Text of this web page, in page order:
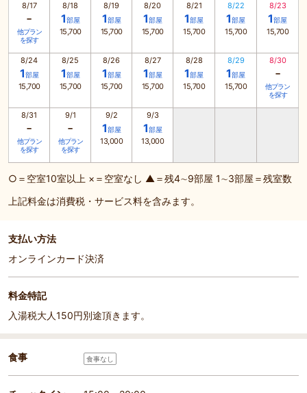
8/17
-
他プラン
を探す
8/18
1部屋
15,700
8/19
1部屋
15,700
8/20
1部屋
15,700
8/21
1部屋
15,700
8/22
1部屋
15,700
8/23
1部屋
15,700
8/24
1部屋
15,700
8/25
1部屋
15,700
8/26
1部屋
15,700
8/27
1部屋
15,700
8/28
1部屋
15,700
8/29
1部屋
15,700
8/30
-
他プラン
を探す
8/31
-
他プラン
を探す
9/1
-
他プラン
を探す
9/2
1部屋
13,000
9/3
1部屋
13,000
○＝空室10室以上 ×＝空室なし ▲＝残4∼9部屋 1∼3部屋＝残室数
上記料金は消費税・サービス料を含みます。
支払い方法
オンラインカード決済
料金特記
入湯税大人150円別途頂きます。
食事 食事なし